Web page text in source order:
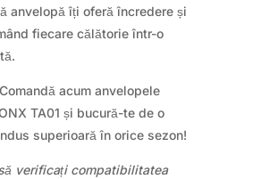
anvelopă îți oferă încredere și
fiecare călătorie într-o
acum anvelopele
TA01 și bucură-te de o
superioară în orice sezon!
verificați compatibilitatea